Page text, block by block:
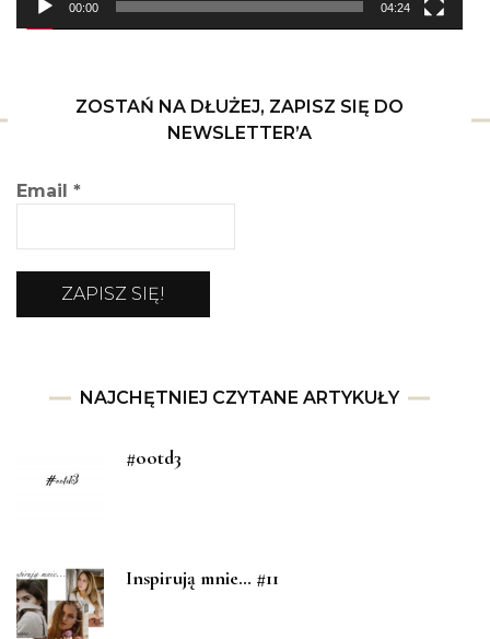
00:00 04:24
ZOSTAŃ NA DŁUŻEJ, ZAPISZ SIĘ DO
NEWSLETTER’A
Email *
NAJCHĘTNIEJ CZYTANE ARTYKUŁY
#ootd3
Inspirują mnie… #11